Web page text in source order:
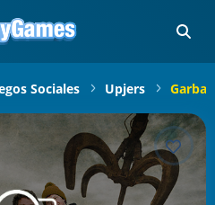
Sociales Upjers